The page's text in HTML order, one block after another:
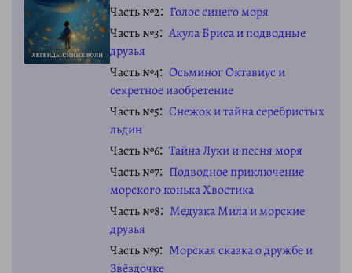
Часть №2
Голос синего моря
Часть №3
Акула Бриса и подводные
друзья
Часть №4 Осьминог Октавиус и
секретное изобретение
Часть №5
Снежок и тайна серебристых
льдин
Часть №6 Тайна Луки и песня моря
Часть №7
Подводное приключение
морского конька Хвостика
Часть №8
Медузка Мила и морские
друзья
Часть №9
Морская сказка о дружбе и
Звёздочке